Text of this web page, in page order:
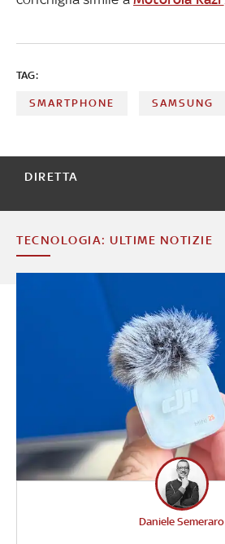
TAG:
SMARTPHONE SAMSUNG
DIRETTA
TECNOLOGIA: ULTIME NOTIZIE
Daniele Semeraro